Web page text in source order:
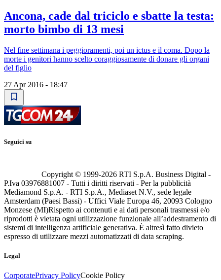
Ancona, cade dal triciclo e sbatte la testa:
morto bimbo di 13 mesi
Nel fine settimana i peggioramenti, poi un ictus e il coma. Dopo la
morte i genitori hanno scelto coraggiosamente di donare gli organi
del figlio
27 Apr 2016 - 18:47
Seguici su
Copyright © 1999-2026 RTI S.p.A. Business Digital -
P.Iva 03976881007 - Tutti i diritti riservati - Per la pubblicità
Mediamond S.p.A. - RTI S.p.A., Mediaset N.V., sede legale
Amsterdam (Paesi Bassi) - Uffici Viale Europa 46, 20093 Cologno
Monzese (MI)Rispetto ai contenuti e ai dati personali trasmessi e/o
riprodotti è vietata ogni utilizzazione funzionale all’addestramento di
sistemi di intelligenza artificiale generativa. È altresì fatto divieto
espresso di utilizzare mezzi automatizzati di data scraping.
Legal
CorporatePrivacy PolicyCookie Policy